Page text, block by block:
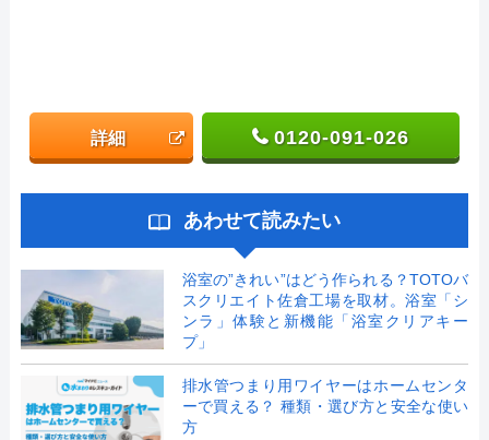
詳細 0120-091-026
あわせて読みたい
浴室の”きれい”はどう作られる？TOTOバ
スクリエイト佐倉工場を取材。浴室「シ
ンラ」体験と新機能「浴室クリアキー
プ」
排水管つまり用ワイヤーはホームセンタ
ーで買える？ 種類・選び方と安全な使い
方